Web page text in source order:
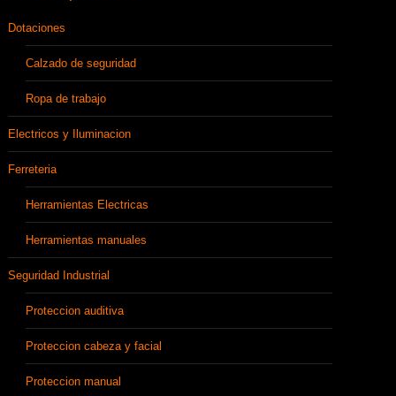
Dotaciones
Calzado de seguridad
Ropa de trabajo
Electricos y Iluminacion
Ferreteria
Herramientas Electricas
Herramientas manuales
Seguridad Industrial
Proteccion auditiva
Proteccion cabeza y facial
Proteccion manual